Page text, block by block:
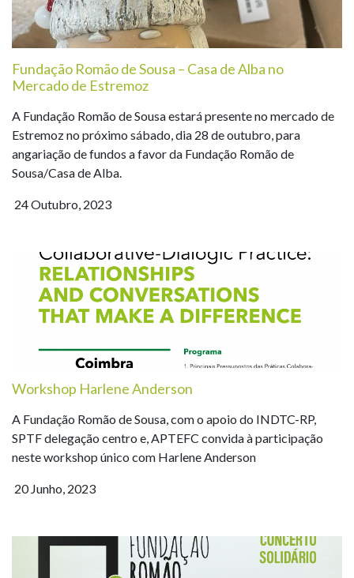
Fundação Romão de Sousa – Casa de Alba no
Mercado de Estremoz
A Fundação Romão de Sousa estará presente no mercado de
Estremoz no próximo sábado, dia 28 de outubro, para
angariação de fundos a favor da Fundação Romão de
Sousa/Casa de Alba.
24 Outubro, 2023
Workshop Harlene Anderson
A Fundação Romão de Sousa, com o apoio do INDTC-RP,
SPTF delegação centro e, APTEFC convida à participação
neste workshop único com Harlene Anderson
20 Junho, 2023